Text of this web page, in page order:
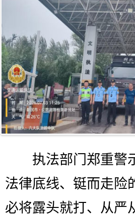
执法部门郑重警
法律底线、铤而走险
必将露头就打、从严